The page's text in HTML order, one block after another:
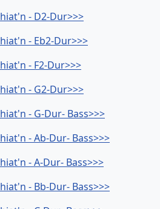
- D2-Dur>>>
- Eb2-Dur>>>
- F2-Dur>>>
- G2-Dur>>>
- G-Dur- Bass>>>
- Ab-Dur- Bass>>>
- A-Dur- Bass>>>
- Bb-Dur- Bass>>>